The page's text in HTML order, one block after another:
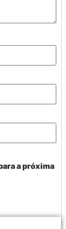
a próxima